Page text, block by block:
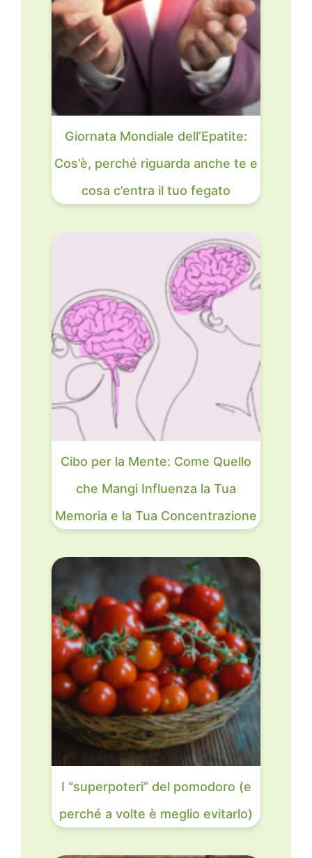
Giornata Mondiale dell’Epatite:
Cos’è, perché riguarda anche te e
cosa c’entra il tuo fegato
Cibo per la Mente: Come Quello
che Mangi Influenza la Tua
Memoria e la Tua Concentrazione
I “superpoteri” del pomodoro (e
perché a volte è meglio evitarlo)